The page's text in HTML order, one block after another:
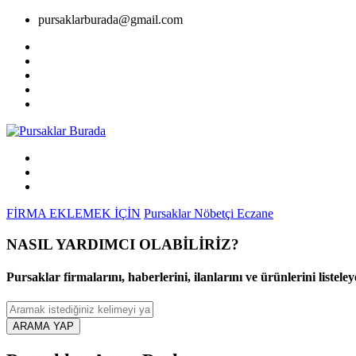
pursaklarburada@gmail.com
FİRMA EKLEMEK İÇİN Pursaklar Nöbetçi Eczane
NASIL YARDIMCI OLABİLİRİZ?
Pursaklar firmalarını, haberlerini, ilanlarını ve ürünlerini
ARAMA YAP